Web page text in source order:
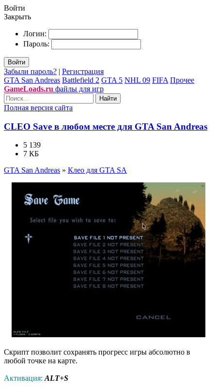
Войти
Закрыть
Логин:
Пароль:
Войти
Забыли пароль? | Регистрация
GTA San Andreas Battlefield 2 GTA 5 NHL 09 FIFA Прочее
GameLoads.ru файлы для игр
Найти
Полная версия сайта
CLEO Save в любом месте для GTA San Andreas
5 139
7 КБ
GTA San Andreas » Клео для GTA SA
Скрипт позволит сохранять прогресс игры абсолютно в
любой точке на карте.
Активация: ALT+S